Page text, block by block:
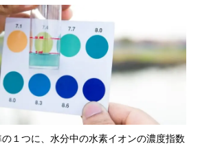
１つに、水分中の水素イオンの濃度指数